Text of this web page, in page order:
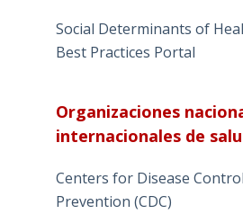
Social Determinants of
Best Practices Portal
Organizaciones
internacionales de
Centers for Disease
Prevention (CDC)